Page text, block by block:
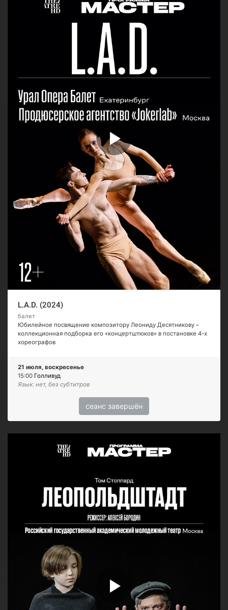
L.A.D. (2024)
балет
Юбилейное посвящение композитору Леониду Десятникову –
коллекционная подборка его «концертштюков» в постановке 4-х
хореографов
21 июля, воскресенье
15:00 Голливуд
Язык: нет, без субтитров
сеанс завершён